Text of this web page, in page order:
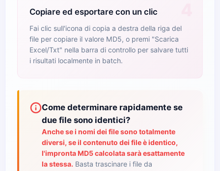
Copiare ed esportare con un clic
Fai clic sull'icona di copia a destra della riga del
file per copiare il valore MD5, o premi "Scarica
Excel/Txt" nella barra di controllo per salvare tutti
i risultati localmente in batch.
Come determinare rapidamente se
due file sono identici?
Anche se i nomi dei file sono totalmente
diversi, se il contenuto dei file è identico,
l'impronta MD5 calcolata sarà esattamente
la stessa. Basta trascinare i file da